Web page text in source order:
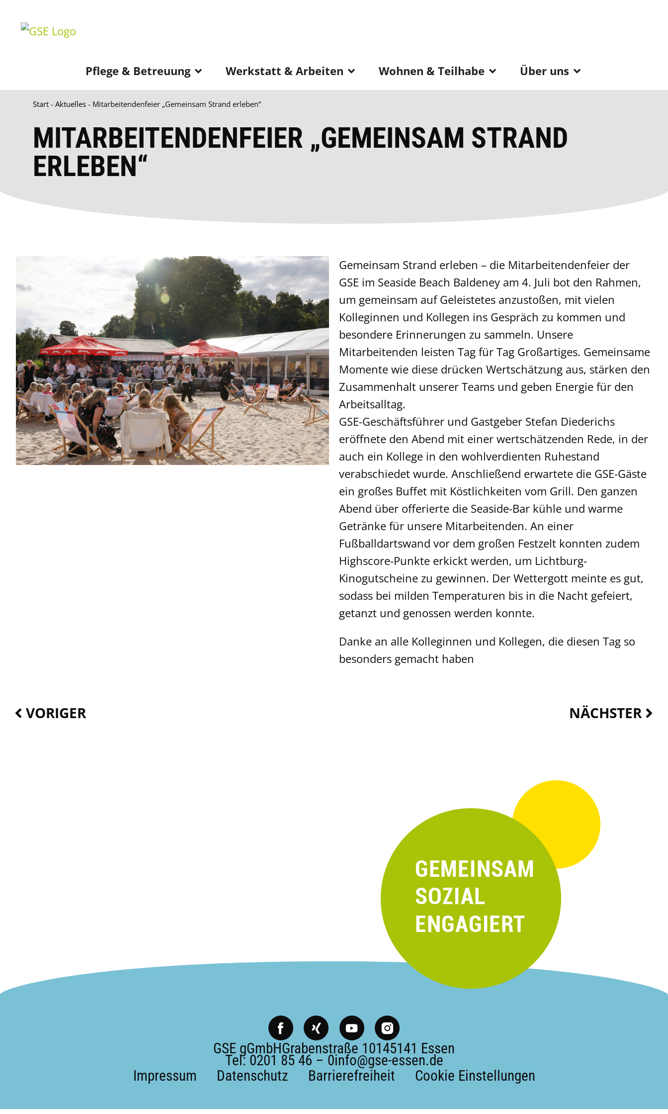
Inhalt
Pflege & Betreuung Öffne Pflege & Betreuung
Werkstatt & Arbeiten Öffne Werkstatt & Arbeiten
Wohnen & Teilhabe Öffne Wohnen &
Über uns Öffne Über
Start-Aktuelles- Mitarbeitendenfeier „Gemeinsam Strand erleben“
MITARBEITENDENFEIER „GEMEINSAM STRAND
ERLEBEN“
Gemeinsam Strand erleben – die Mitarbeitendenfeier der
GSE im Seaside Beach Baldeney am 4. Juli bot den Rahmen,
um gemeinsam auf Geleistetes anzustoßen, mit vielen
Kolleginnen und Kollegen ins Gespräch zu kommen und
besondere Erinnerungen zu sammeln. Unsere
Mitarbeitenden leisten Tag für Tag Großartiges. Gemeinsame
Momente wie diese drücken Wertschätzung aus, stärken den
Zusammenhalt unserer Teams und geben Energie für den
Arbeitsalltag.
GSE-Geschäftsführer und Gastgeber Stefan Diederichs
eröffnete den Abend mit einer wertschätzenden Rede, in der
auch ein Kollege in den wohlverdienten Ruhestand
verabschiedet wurde. Anschließend erwartete die GSE-Gäste
ein großes Buffet mit Köstlichkeiten vom Grill. Den ganzen
Abend über offerierte die Seaside-Bar kühle und warme
Getränke für unsere Mitarbeitenden. An einer
Fußballdartswand vor dem großen Festzelt konnten zudem
Highscore-Punkte erkickt werden, um Lichtburg-
Kinogutscheine zu gewinnen. Der Wettergott meinte es gut,
sodass bei milden Temperaturen bis in die Nacht gefeiert,
getanzt und genossen werden konnte.
Danke an alle Kolleginnen und Kollegen, die diesen Tag so
besonders gemacht haben
Zurück
VORIGER NÄCHSTER
X
i
n
g
Y
o
u
t
u
b
GSE gGmbHGrabenstraße 10145141 Essen
Tel: 0201 85 46 – 0info@gse-essen.de
Impressum
Datenschutz Barrierefreiheit Cookie Einstellungen